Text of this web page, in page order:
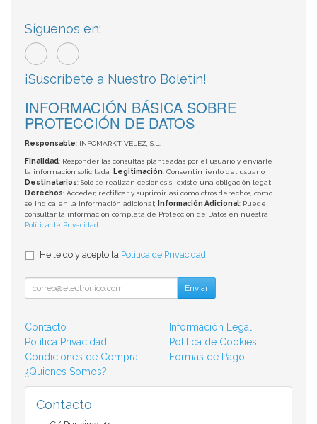
Síguenos en:
¡Suscríbete a Nuestro Boletín!
INFORMACIÓN BÁSICA SOBRE
PROTECCIÓN DE DATOS
Responsable: INFOMARKT VELEZ, S.L.
Finalidad: Responder las consultas planteadas por el usuario y enviarle
la información solicitada; Legitimación: Consentimiento del usuario;
Destinatarios: Solo se realizan cesiones si existe una obligación legal;
Derechos: Acceder, rectificar y suprimir, así como otros derechos, como
se indica en la información adicional;
Información Adicional: Puede
consultar la información completa de Protección de Datos en nuestra
Política de Privacidad
He leído y acepto la Política de Privacidad
Enviar
Contacto
Información Legal
Política Privacidad
Política de Cookies
Condiciones de Compra
Formas de Pago
¿Quienes Somos?
Contacto